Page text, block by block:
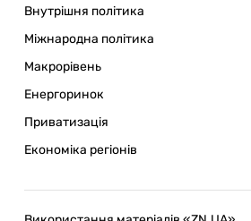
Внутрішня політика
Міжнародна політика
Макрорівень
Енергоринок
Приватизація
Економіка регіонів